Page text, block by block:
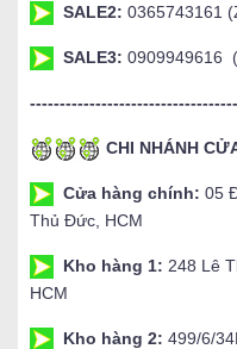
SALE2: 0365743161
SALE3: 0909949616
CHI NHÁNH
Cửa hàng chính: 05
Thủ Đức, HCM
Kho hàng 1: 248 Lê
HCM
Kho hàng 2: 499/6/